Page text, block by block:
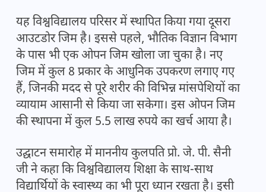
यह विश्वविद्यालय परिसर में स्थापित किया गया दूसरा
आउटडोर जिम है। इससे पहले, भौतिक विज्ञान विभाग
के पास भी एक ओपन जिम खोला जा चुका है। नए
जिम में कुल 8 प्रकार के आधुनिक उपकरण लगाए गए
हैं, जिनकी मदद से पूरे शरीर की विभिन्न मांसपेशियों का
व्यायाम आसानी से किया जा सकेगा। इस ओपन जिम
की स्थापना में कुल 5.5 लाख रुपये का खर्च आया है।
उद्घाटन समारोह में माननीय कुलपति प्रो. जे. पी. सैनी
जी ने कहा कि विश्वविद्यालय शिक्षा के साथ-साथ
विद्यार्थियों के स्वास्थ्य का भी पूरा ध्यान रखता है। इसी